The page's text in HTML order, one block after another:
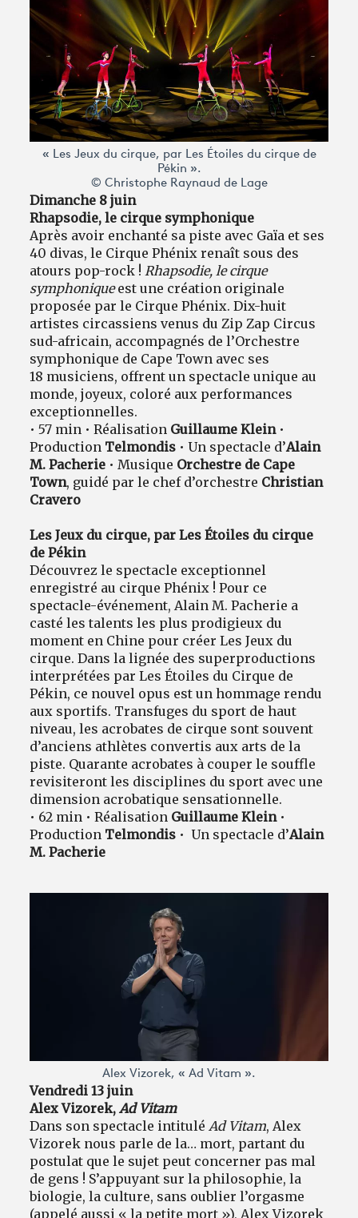
« Les Jeux du cirque, par Les Étoiles du cirque de
Pékin ».
© Christophe Raynaud de Lage
Dimanche 8 juin
Rhapsodie, le cirque symphonique
Après avoir enchanté sa piste avec Gaïa et ses
40 divas, le Cirque Phénix renaît sous des
atours pop-rock ! Rhapsodie, le cirque
symphoniqueest une création originale
proposée par le Cirque Phénix. Dix-huit
artistes circassiens venus du Zip Zap Circus
sud-africain, accompagnés de l’Orchestre
symphonique de Cape Town avec ses
18 musiciens, offrent un spectacle unique au
monde, joyeux, coloré aux performances
exceptionnelles.
• 57 min • Réalisation Guillaume Klein•
Production Telmondis • Un spectacle d’Alain
M. Pacherie • Musique Orchestre de Cape
Town, guidé par le chef d’orchestre Christian
Cravero
Les Jeux du cirque, par Les Étoiles du cirque
de Pékin
Découvrez le spectacle exceptionnel
enregistré au cirque Phénix ! Pour ce
spectacle-événement, Alain M. Pacherie a
casté les talents les plus prodigieux du
moment en Chine pour créer Les Jeux du
cirque. Dans la lignée des superproductions
interprétées par Les Étoiles du Cirque de
Pékin, ce nouvel opus est un hommage rendu
aux sportifs. Transfuges du sport de haut
niveau, les acrobates de cirque sont souvent
d’anciens athlètes convertis aux arts de la
piste. Quarante acrobates à couper le souffle
revisiteront les disciplines du sport avec une
dimension acrobatique sensationnelle.
• 62 min • Réalisation Guillaume Klein•
Production Telmondis • Un spectacle d’Alain
M. Pacherie
Alex Vizorek, « Ad Vitam ».
Vendredi 13 juin
Alex Vizorek,Ad Vitam
Dans son spectacle intituléAd Vitam, Alex
Vizorek nous parle de la… mort, partant du
postulat que le sujet peut concerner pas mal
de gens ! S’appuyant sur la philosophie, la
biologie, la culture, sans oublier l’orgasme
(appelé aussi « la petite mort »), Alex Vizorek